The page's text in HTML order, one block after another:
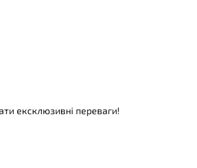
ексклюзивні переваги!